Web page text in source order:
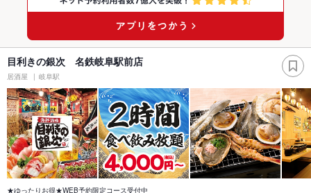
目利きの銀次 名鉄岐阜駅前店
居酒屋 岐阜駅
★ゆったりお得★WEB予約限定コース受付中